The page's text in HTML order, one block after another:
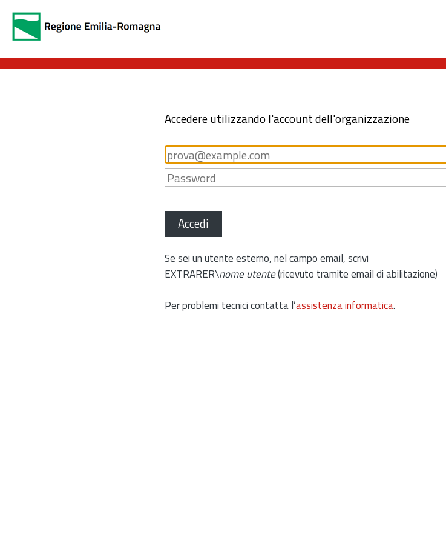
Accedere utilizzando l'account dell'organizzazione
Accedi
Se sei un utente esterno, nel campo email, scrivi
EXTRARER\nome utente(ricevuto tramite email di abilitazione)
Per problemi tecnici contatta l’assistenza informatica.